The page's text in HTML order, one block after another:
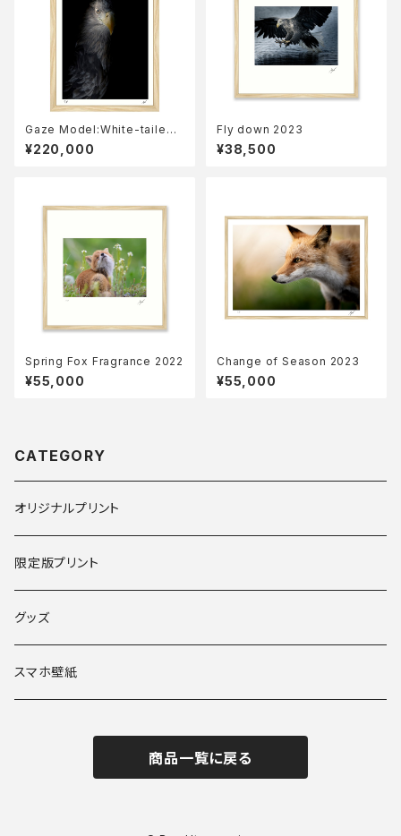
Gaze Model:White-tailed
eagle 2023
¥220,000
Fly down 2023
¥38,500
Spring Fox Fragrance 2022
¥55,000
Change of Season 2023
¥55,000
CATEGORY
オリジナルプリント
限定版プリント
グッズ
スマホ壁紙
商品一覧に戻る